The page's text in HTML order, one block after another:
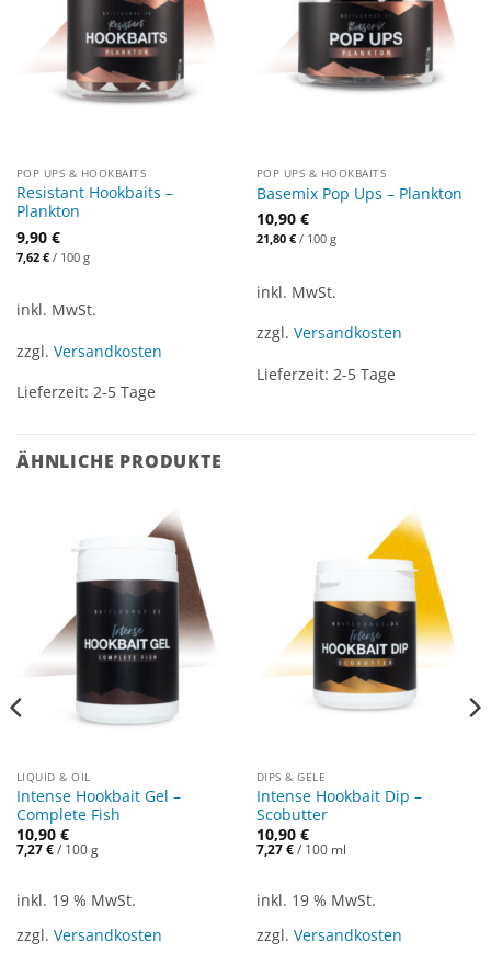
POP UPS & HOOKBAITS
Resistant Hookbaits –
Plankton
9,90 €
7,62 €/ 100 g
inkl. MwSt.
zzgl. Versandkosten
Lieferzeit: 2-5 Tage
POP UPS & HOOKBAITS
Basemix Pop Ups – Plankton
10,90 €
21,80 €/ 100 g
inkl. MwSt.
zzgl. Versandkosten
Lieferzeit: 2-5 Tage
ÄHNLICHE PRODUKTE
LIQUID & OIL
Intense Hookbait Gel –
Complete Fish
10,90 €
7,27€/ 100g
inkl. 19 % MwSt.
zzgl. Versandkosten
DIPS & GELE
Intense Hookbait Dip –
Scobutter
10,90 €
7,27€/ 100 ml
inkl. 19 % MwSt.
zzgl. Versandkosten